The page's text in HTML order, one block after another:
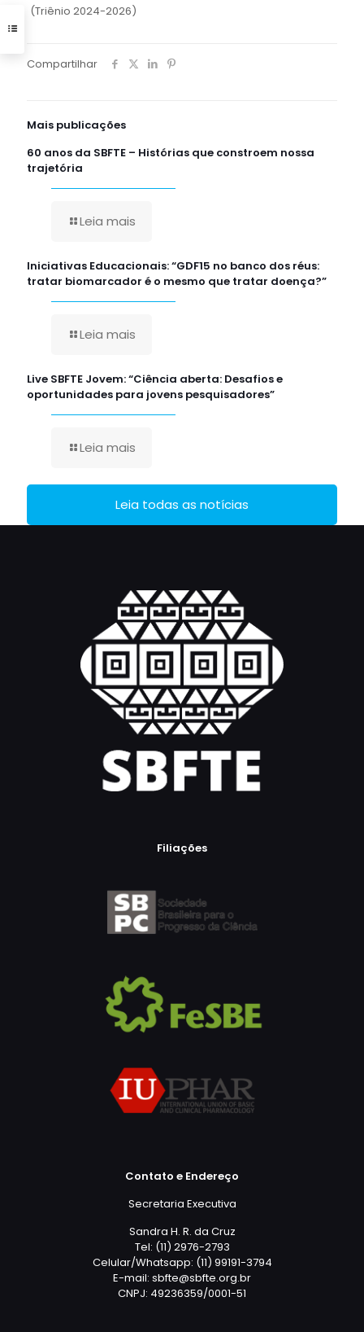
(Triênio 2024-2026)
Compartilhar
Mais publicações
60 anos da SBFTE – Histórias que constroem nossa
trajetória
Leia mais
Iniciativas Educacionais: “GDF15 no banco dos réus:
tratar biomarcador é o mesmo que tratar doença?”
Leia mais
Live SBFTE Jovem: “Ciência aberta: Desafios e
oportunidades para jovens pesquisadores”
Leia mais
Leia todas as notícias
Filiações
Contato e Endereço
Secretaria Executiva
Sandra H. R. da Cruz
Tel: (11) 2976-2793
Celular/Whatsapp: (11) 99191-3794
E-mail: sbfte@sbfte.org.br
CNPJ: 49236359/0001-51